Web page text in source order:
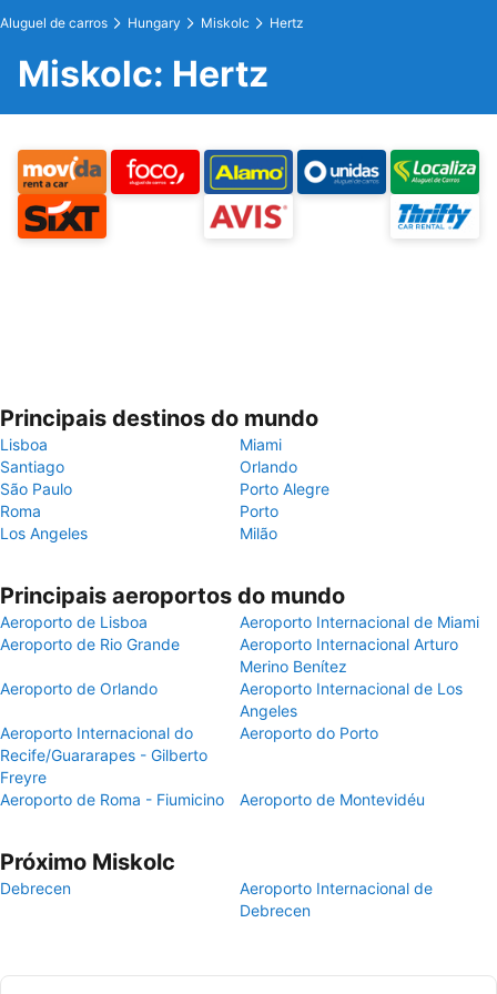
Aluguel de carros Hungary Miskolc Hertz
Miskolc: Hertz
Principais destinos do mundo
Lisboa
Miami
Santiago
Orlando
São Paulo
Porto Alegre
Roma
Porto
Los Angeles
Milão
Principais aeroportos do mundo
Aeroporto de Lisboa
Aeroporto Internacional de Miami
Aeroporto de Rio Grande
Aeroporto Internacional Arturo
Merino Benítez
Aeroporto de Orlando
Aeroporto Internacional de Los
Angeles
Aeroporto Internacional do
Recife/Guararapes - Gilberto
Freyre
Aeroporto do Porto
Aeroporto de Roma - Fiumicino Aeroporto de Montevidéu
Próximo Miskolc
Debrecen
Aeroporto Internacional de
Debrecen